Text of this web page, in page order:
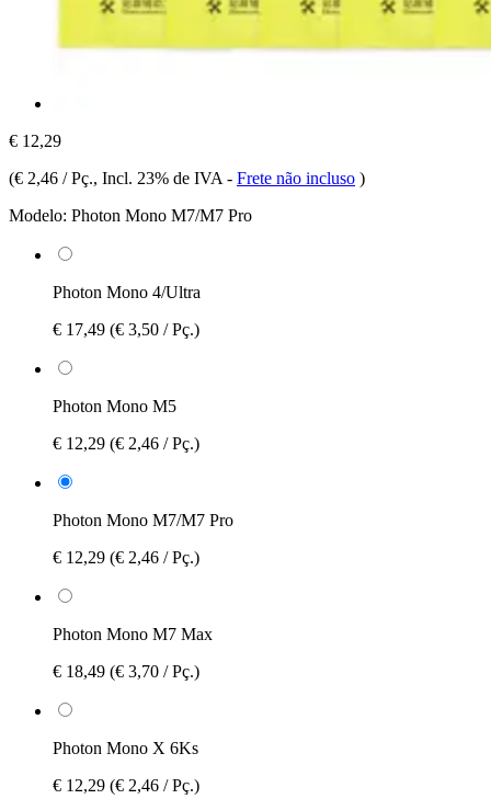
€ 12,29
(€ 2,46 / Pç., Incl. 23% de IVA - Frete não incluso )
Modelo: Photon Mono M7/M7 Pro
Photon Mono 4/Ultra
€ 17,49 (€ 3,50 / Pç.)
Photon Mono M5
€ 12,29 (€ 2,46 / Pç.)
Photon Mono M7/M7 Pro
€ 12,29 (€ 2,46 / Pç.)
Photon Mono M7 Max
€ 18,49 (€ 3,70 / Pç.)
Photon Mono X 6Ks
€ 12,29 (€ 2,46 / Pç.)